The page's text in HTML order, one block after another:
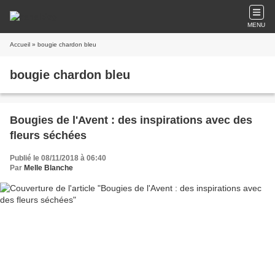
MENU
Accueil » bougie chardon bleu
bougie chardon bleu
Bougies de l'Avent : des inspirations avec des
fleurs séchées
Publié le 08/11/2018 à 06:40
Par Melle Blanche